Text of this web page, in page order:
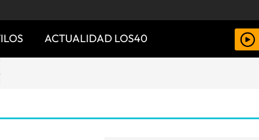
ACTUALIDAD LOS40